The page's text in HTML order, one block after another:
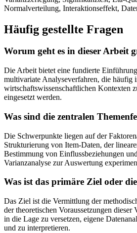
Normalverteilung, Interaktionseffekt,
Häufig gestellte Fragen
Worum geht es in dieser Arbeit
Die Arbeit bietet eine fundierte
multivariate Analyseverfahren, die häufig
wirtschaftswissenschaftlichen Kontexten
eingesetzt werden.
Was sind die zentralen
Die Schwerpunkte liegen auf der
Strukturierung von Item-Daten, der
Bestimmung von Einflussbeziehungen
Varianzanalyse zur Auswertung
Was ist das primäre Ziel oder
Das Ziel ist die Vermittlung der
der theoretischen Voraussetzungen dieser
in die Lage zu versetzen, eigene
und zu interpretieren.